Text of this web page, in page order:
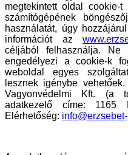
megtekintett oldal cookie-
számítógépének
használatát, úgy
információt az
céljából felhasználja. Ne
engedélyezi a cookie-k
weboldal egyes
lesznek igénybe
Vagyonvédelmi Kft. (a
adatkezelő címe: 1165
Elérhetőség: